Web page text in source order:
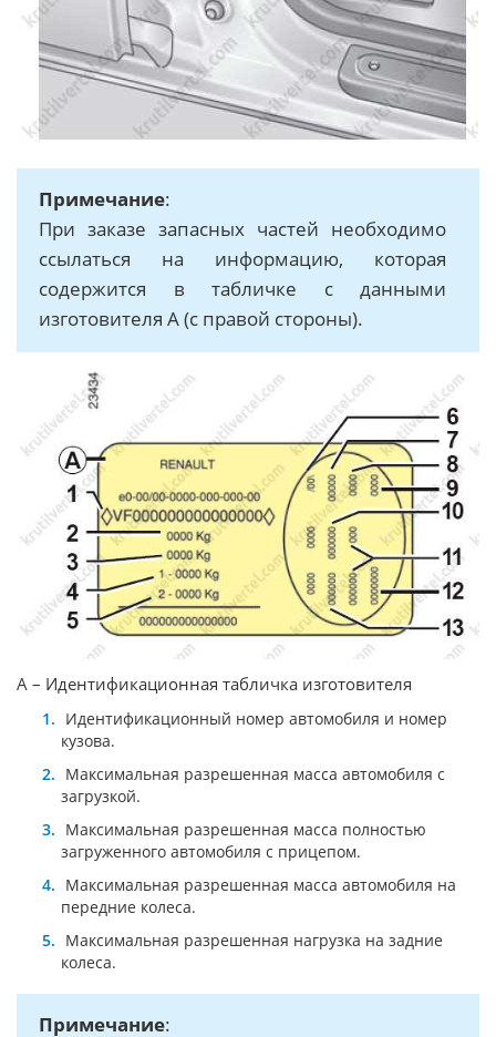
Примечание:
При заказе запасных частей необходимо
ссылаться на информацию, которая
содержится в табличке с данными
изготовителя A (с правой стороны).
A – Идентификационная табличка изготовителя
Идентификационный номер автомобиля и номер
кузова.
Максимальная разрешенная масса автомобиля с
загрузкой.
Максимальная разрешенная масса полностью
загруженного автомобиля с прицепом.
Максимальная разрешенная масса автомобиля на
передние колеса.
Максимальная разрешенная нагрузка на задние
колеса.
Примечание: